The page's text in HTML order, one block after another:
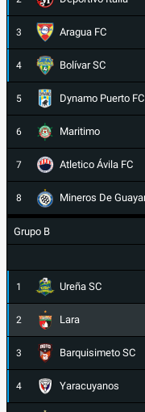
3 Aragua FC
4 Bolívar SC
5 Dynamo Puerto FC
6 Maritimo
7 Atletico Ávila FC
8 Mineros De
Grupo B
1 Ureña SC
2 Lara
3 Barquisimeto SC
4 Yaracuyanos